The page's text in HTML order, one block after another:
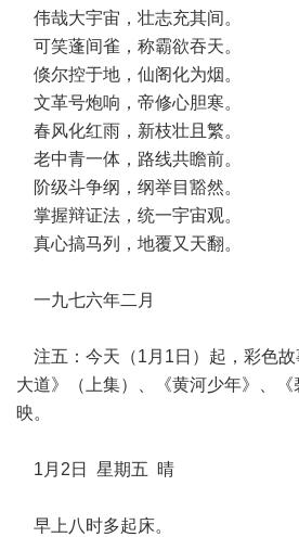
伟哉大宇宙，壮志充其间。
可笑蓬间雀，称霸欲吞天。
倏尔控于地，仙阁化为烟。
文革号炮响，帝修心胆寒。
春风化红雨，新枝壮且繁。
老中青一体，路线共瞻前。
阶级斗争纲，纲举目豁然。
掌握辩证法，统一宇宙观。
真心搞马列，地覆又天翻。
一九七六年二月
注五：今天（1月1日）起，彩色
大道》（上集）、《黄河少年》、
映。
1月2日 星期五 晴
早上八时多起床。